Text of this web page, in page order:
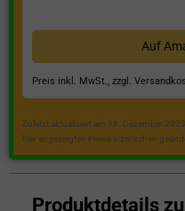
Auf
Preis inkl. MwSt., zzgl.
Zuletzt aktualisiert am 18. Dezember
hier angezeigten Preise inzwischen
Produktdetails